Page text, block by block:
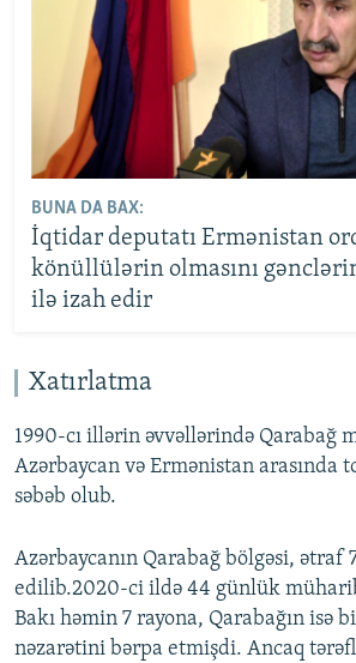
BUNA DA BAX:
İqtidar deputatı Ermənistan
könüllülərin olmasını gənclərin
ilə izah edir
Xatırlatma
1990-cı illərin əvvəllərində Qarabağ
Azərbaycan və Ermənistan arasında
səbəb olub.
Azərbaycanın Qarabağ bölgəsi, ətraf
edilib.2020-ci ildə 44 günlük
Bakı həmin 7 rayona, Qarabağın isə
nəzarətini bərpa etmişdi. Ancaq